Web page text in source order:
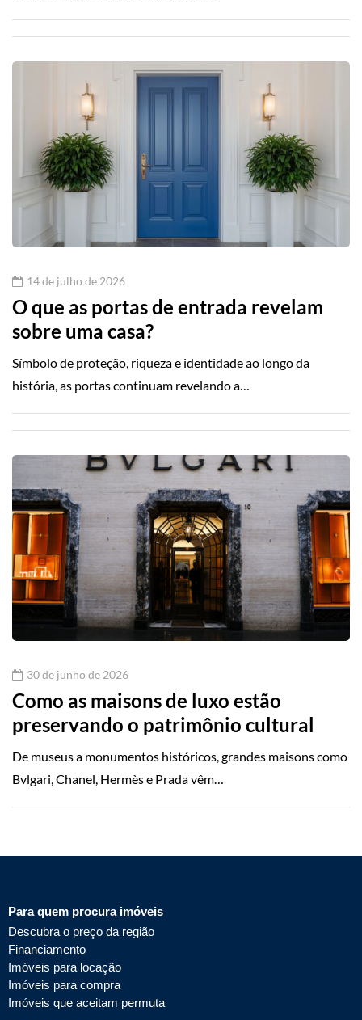
14 de julho de 2026
O que as portas de entrada revelam
sobre uma casa?
Símbolo de proteção, riqueza e identidade ao longo da
história, as portas continuam revelando a…
30 de junho de 2026
Como as maisons de luxo estão
preservando o patrimônio cultural
De museus a monumentos históricos, grandes maisons como
Bvlgari, Chanel, Hermès e Prada vêm…
Para quem procura imóveis
Descubra o preço da região
Financiamento
Imóveis para locação
Imóveis para compra
Imóveis que aceitam permuta